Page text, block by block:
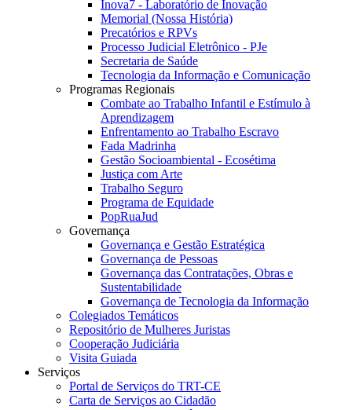
Inova7 - Laboratório de Inovação
Memorial (Nossa História)
Precatórios e RPVs
Processo Judicial Eletrônico - PJe
Secretaria de Saúde
Tecnologia da Informação e Comunicação
Programas Regionais
Combate ao Trabalho Infantil e Estímulo à
Aprendizagem
Enfrentamento ao Trabalho Escravo
Fada Madrinha
Gestão Socioambiental - Ecosétima
Justiça com Arte
Trabalho Seguro
Programa de Equidade
PopRuaJud
Governança
Governança e Gestão Estratégica
Governança de Pessoas
Governança das Contratações, Obras e
Sustentabilidade
Governança de Tecnologia da Informação
Colegiados Temáticos
Repositório de Mulheres Juristas
Cooperação Judiciária
Visita Guiada
Serviços
Portal de Serviços do TRT-CE
Carta de Serviços ao Cidadão